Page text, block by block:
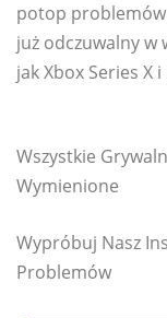
potop
już odczuwalny w
jak Xbox Series X
Wszystkie
Wymienione
Wypróbuj Nasz
Problemów